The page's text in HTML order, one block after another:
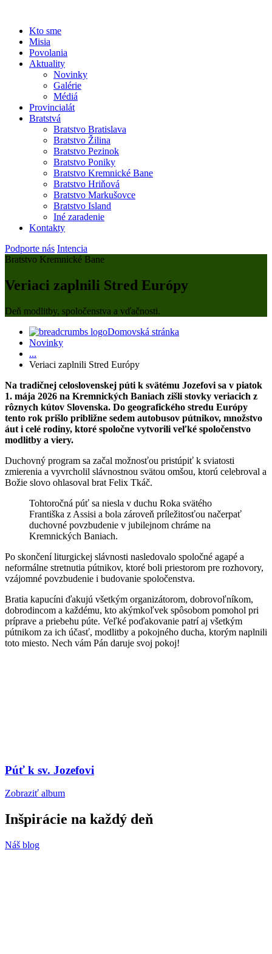
Kto sme
Misia
Povolania
Aktuality
Novinky
Galérie
Médiá
Provincialát
Bratstvá
Bratstvo Bratislava
Bratstvo Žilina
Bratstvo Pezinok
Bratstvo Poniky
Bratstvo Kremnické Bane
Bratstvo Hriňová
Bratstvo Markušovce
Bratstvo Island
Iné zaradenie
Kontakty
Podporte nás Intencia
Bratstvo Kremnické Bane
Veriaci zaplnili Stred Európy
Deň modlitby, spoločenstva a vďačnosti.
Domovská stránka
Novinky
...
Veriaci zaplnili Stred Európy
Na tradičnej celoslovenskej púti k svätému Jozefovi sa v piatok
1. mája 2026 na Kremnických Baniach zišli stovky veriacich z
rôznych kútov Slovenska. Do geografického stredu Európy
tento rok prišlo približne sedem autobusov pútnikov, množstvo
áut i celé rodiny, ktoré spoločne vytvorili veľké spoločenstvo
modlitby a viery.
Duchovný program sa začal možnosťou pristúpiť k sviatosti
zmierenia a vyvrcholil slávnostnou svätou omšou, ktorú celebroval a
Božie slovo ohlasoval brat Felix Tkáč.
Tohtoročná púť sa niesla v duchu Roka svätého
Františka z Assisi a bola zároveň príležitosťou načerpať
duchovné povzbudenie v jubilejnom chráme na
Kremnických Baniach.
Po skončení liturgickej slávnosti nasledovalo spoločné agapé a
neformálne stretnutia pútnikov, ktoré boli priestorom pre rozhovory,
vzájomné povzbudenie i budovanie spoločenstva.
Bratia kapucíni ďakujú všetkým organizátorom, dobrovoľníkom,
dobrodincom a každému, kto akýmkoľvek spôsobom pomohol pri
príprave a priebehu púte. Veľké poďakovanie patrí aj všetkým
pútnikom za ich účasť, modlitby a pokojného ducha, ktorým naplnili
toto miesto. Nech vám Pán daruje svoj pokoj!
Púť k sv. Jozefovi
Zobraziť album
Inšpirácie na každý deň
Náš blog